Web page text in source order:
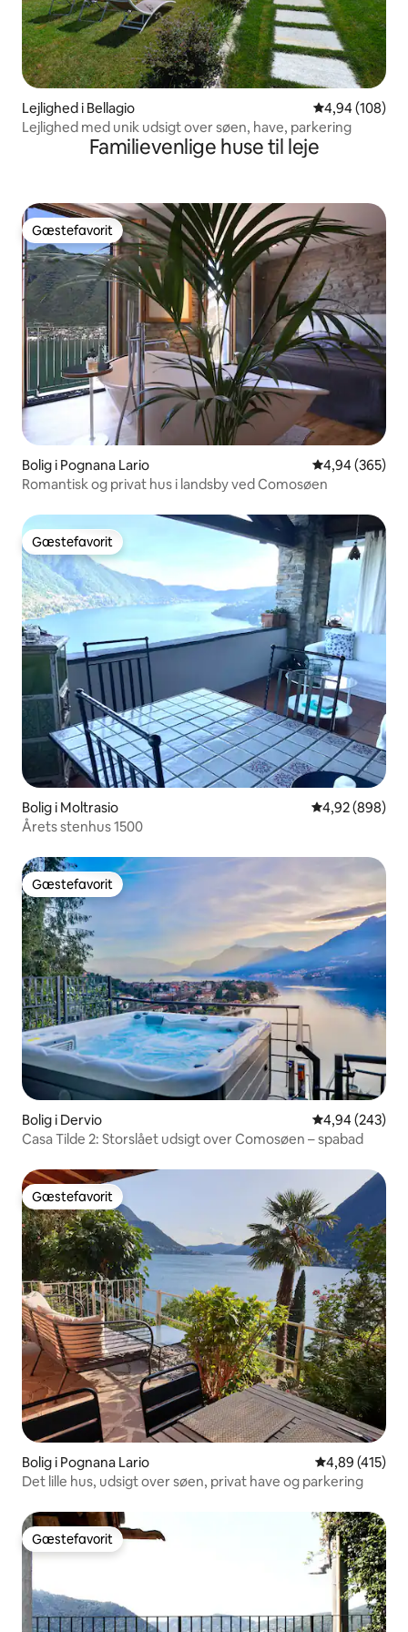
Lejlighed i Bellagio 4,94 ud af 5 i
4,94 (108)
Lejlighed med unik udsigt over søen, have, parkering
Familievenlige huse til leje
Gæstefavorit
Gæstefavorit
Bolig i Pognana Lario 4,94 ud af 5 i
4,94 (365)
Romantisk og privat hus i landsby ved Comosøen
Gæstefavorit
Gæstefavorit
Bolig i Moltrasio 4,92 ud af 5 i
4,92 (898)
Årets stenhus 1500
Gæstefavorit
Gæstefavorit
Bolig i Dervio 4,94 ud af 5 i
4,94 (243)
Casa Tilde 2: Storslået udsigt over Comosøen – spabad
Gæstefavorit
Gæstefavorit
Bolig i Pognana Lario 4,89 ud af 5 i
4,89 (415)
Det lille hus, udsigt over søen, privat have og parkering
Gæstefavorit
Gæstefavorit